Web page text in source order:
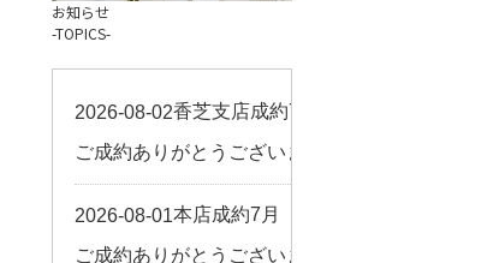
お客様の声
来店予約
よくある質問
サイトマップ
お問い合わせ
お知らせ
-TOPICS-